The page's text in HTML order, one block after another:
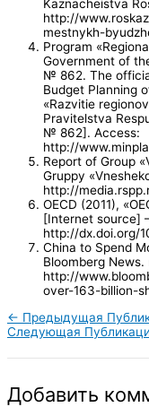
Kaznacheistva
http://
mestnykh-
Program
Government of
№ 862. The
Budget Planning
«Razvitie
Pravitelstva
№ 862]. Access:
http://
Report of Group
Gruppy
http://
OECD (2011),
[Internet source]
http://dx.doi.org/
China to Spend
Bloomberg News.
http://
over-163-billion-
← Предыдущая
Следующая
Добавить